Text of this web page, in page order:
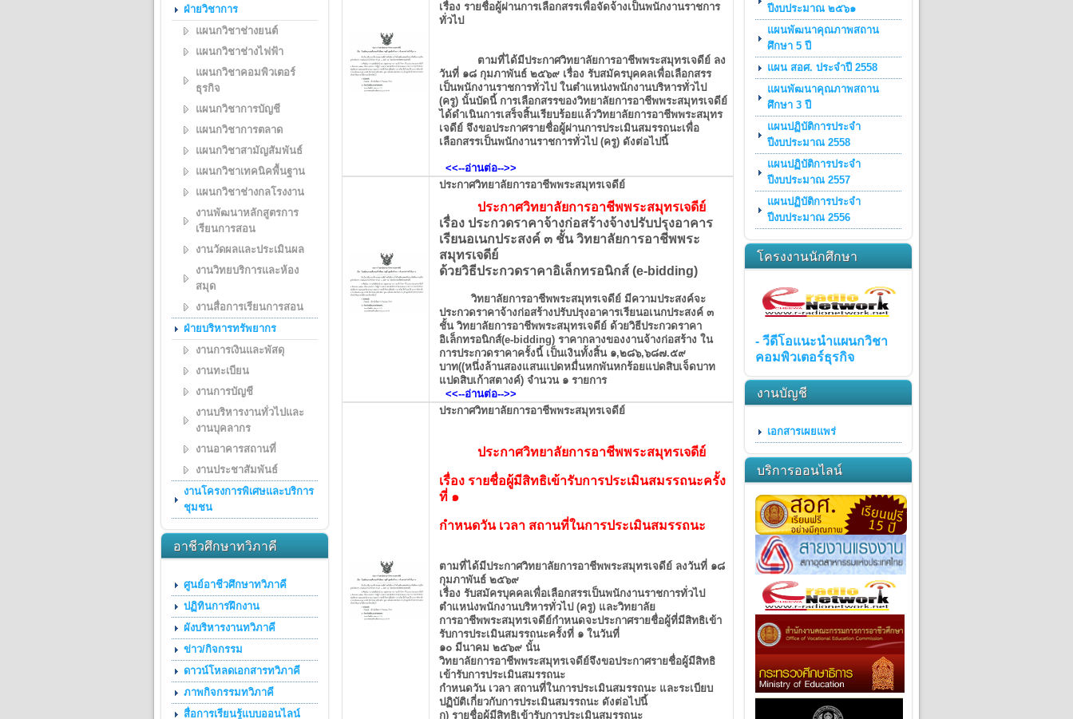
ฝ่ายวิชาการ
แผนกวิชาช่างยนต์
แผนกวิชาช่างไฟฟ้า
แผนกวิชาคอมพิวเตอร์
ธุรกิจ
แผนกวิชาการบัญชี
แผนกวิชาการตลาด
แผนกวิชาสามัญสัมพันธ์
แผนกวิชาเทคนิคพื้นฐาน
แผนกวิชาช่างกลโรงงาน
งานพัฒนาหลักสูตรการ
เรียนการสอน
งานวัดผลและประเมินผล
งานวิทยบริการและห้อง
สมุด
งานสื่อการเรียนการสอน
ฝ่ายบริหารทรัพยากร
งานการเงินและพัสดุ
งานทะเบียน
งานการบัญชี
งานบริหารงานทั่วไปและ
งานบุคลากร
งานอาคารสถานที่
งานประชาสัมพันธ์
งานโครงการพิเศษและบริการ
ชุมชน
อาชีวศึกษาทวิภาคี
ศูนย์อาชีวศึกษาทวิภาคี
ปฏิทินการฝึกงาน
ผังบริหารงานทวิภาคี
ข่าว/กิจกรรม
ดาวน์โหลดเอกสารทวิภาคี
ภาพกิจกรรมทวิภาคี
สื่อการเรียนรู้แบบออนไลน์
เรื่อง รายชื่อผู้ผ่านการเลือกสรรเพื่อจัดจ้างเป็นพนักงานราชการ
ทั่วไป
ตามที่ได้มีประกาศวิทยาลัยการอาชีพพระสมุทรเจดีย์ ลง
วันที่ ๑๘ กุมภาพันธ์ ๒๕๖๙ เรื่อง รับสมัครบุคคลเพื่อเลือกสรร
เป็นพนักงานราชการทั่วไป ในตำแหน่งพนักงานบริหารทั่วไป
(ครู) นั้นบัดนี้ การเลือกสรรของวิทยาลัยการอาชีพพระสมุทรเจดีย์
ได้ดำเนินการเสร็จสิ้นเรียบร้อยแล้ววิทยาลัยการอาชีพพระสมุทร
เจดีย์ จึงขอประกาศรายชื่อผู้ผ่านการประเมินสมรรถนะเพื่อ
เลือกสรรเป็นพนักงานราชการทั่วไป (ครู) ดังต่อไปนี้
<<--อ่านต่อ-->>
ประกาศวิทยาลัยการอาชีพพระสมุทรเจดีย์
ประกาศวิทยาลัยการอาชีพพระสมุทรเจดีย์
เรื่อง ประกวดราคาจ้างก่อสร้างจ้างปรับปรุงอาคาร
เรียนอเนกประสงค์ ๓ ชั้น วิทยาลัยการอาชีพพระ
สมุทรเจดีย์
ด้วยวิธีประกวดราคาอิเล็กทรอนิกส์ (e-bidding)
วิทยาลัยการอาชีพพระสมุทรเจดีย์ มีความประสงค์จะ
ประกวดราคาจ้างก่อสร้างปรับปรุงอาคารเรียนอเนกประสงค์ ๓
ชั้น วิทยาลัยการอาชีพพระสมุทรเจดีย์ ด้วยวิธีประกวดราคา
อิเล็กทรอนิกส์(e-bidding) ราคากลางของงานจ้างก่อสร้าง ใน
การประกวดราคาครั้งนี้ เป็นเงินทั้งสิ้น ๑,๒๘๖,๖๘๗.๕๙
บาท((หนึ่งล้านสองแสนแปดหมื่นหกพันหกร้อยแปดสิบเจ็ดบาท
แปดสิบเก้าสตางค์) จำนวน ๑ รายการ
<<--อ่านต่อ-->>
ประกาศวิทยาลัยการอาชีพพระสมุทรเจดีย์
ประกาศวิทยาลัยการอาชีพพระสมุทรเจดีย์
เรื่อง รายชื่อผู้มีสิทธิเข้ารับการประเมินสมรรถนะครั้ง
ที่ ๑
กำหนดวัน เวลา สถานที่ในการประเมินสมรรถนะ
ตามที่ได้มีประกาศวิทยาลัยการอาชีพพระสมุทรเจดีย์ ลงวันที่ ๑๘
กุมภาพันธ์ ๒๕๖๙
เรื่อง รับสมัครบุคคลเพื่อเลือกสรรเป็นพนักงานราชการทั่วไป
ตำแหน่งพนักงานบริหารทั่วไป (ครู) และวิทยาลัย
การอาชีพพระสมุทรเจดีย์กำหนดจะประกาศรายชื่อผู้ที่มีสิทธิเข้า
รับการประเมินสมรรถนะครั้งที่ ๑ ในวันที่
๑๐ มีนาคม ๒๕๖๙ นั้น
วิทยาลัยการอาชีพพระสมุทรเจดีย์จึงขอประกาศรายชื่อผู้มีสิทธิ
เข้ารับการประเมินสมรรถนะ
กำหนดวัน เวลา สถานที่ในการประเมินสมรรถนะ และระเบียบ
ปฏิบัติเกี่ยวกับการประเมินสมรรถนะ ดังต่อไปนี้
ก) รายชื่อผู้มีสิทธิเข้ารับการประเมินสมรรถนะ
ปีงบประมาณ ๒๕๖๑
แผนพัฒนาคุณภาพสถาน
ศึกษา 5 ปี
แผน สอศ. ประจำปี 2558
แผนพัฒนาคุณภาพสถาน
ศึกษา 3 ปี
แผนปฏิบัติการประจำ
ปีงบประมาณ 2558
แผนปฏิบัติการประจำ
ปีงบประมาณ 2557
แผนปฏิบัติการประจำ
ปีงบประมาณ 2556
โครงงานนักศึกษา
- วีดีโอแนะนำแผนกวิชา
คอมพิวเตอร์ธุรกิจ
งานบัญชี
เอกสารเผยแพร่
บริการออนไลน์